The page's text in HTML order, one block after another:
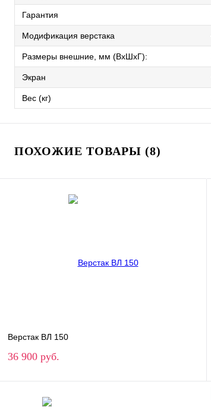
Гарантия
Модификация верстака
Размеры внешние, мм (ВхШхГ):
Экран
Вес (кг)
ПОХОЖИЕ ТОВАРЫ (8)
Верстак ВЛ 150
36 900 руб.